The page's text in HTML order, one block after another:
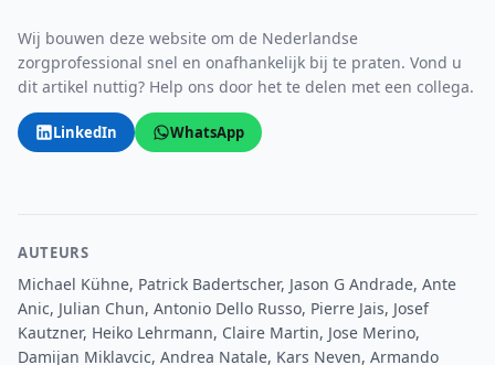
Wij bouwen deze website om de Nederlandse
zorgprofessional snel en onafhankelijk bij te praten. Vond u
dit artikel nuttig? Help ons door het te delen met een collega.
LinkedIn WhatsApp
AUTEURS
Michael Kühne, Patrick Badertscher, Jason G Andrade, Ante
Anic, Julian Chun, Antonio Dello Russo, Pierre Jais, Josef
Kautzner, Heiko Lehrmann, Claire Martin, Jose Merino,
Damijan Miklavcic, Andrea Natale, Kars Neven, Armando